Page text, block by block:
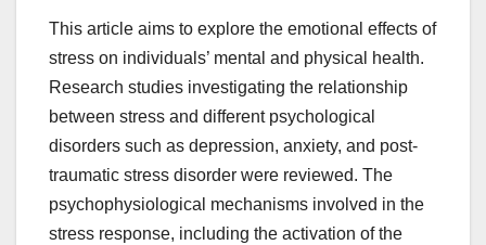
This article aims to explore the emotional effects of
stress on individuals’ mental and physical health.
Research studies investigating the relationship
between stress and different psychological
disorders such as depression, anxiety, and post-
traumatic stress disorder were reviewed. The
psychophysiological mechanisms involved in the
stress response, including the activation of the